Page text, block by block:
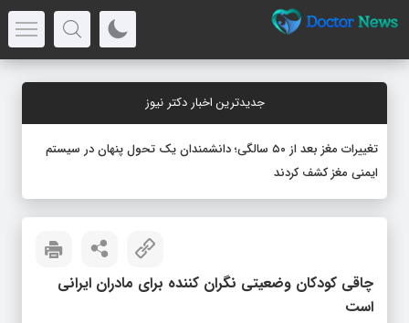
جدیدترین اخبار دکتر نیوز
تغییرات مغز بعد از ۵۰ سالگی؛ دانشمندان یک تحول پنهان در سیستم
ایمنی مغز کشف کردند
چاقی کودکان وضعیتی نگران‌ کننده برای مادران ایرانی
است